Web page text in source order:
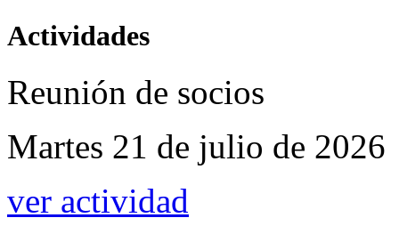
Actividades
Reunión de socios
Martes 21 de julio de 2026
ver actividad